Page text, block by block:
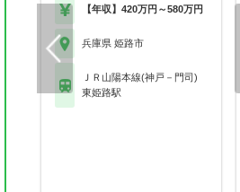
【年収】420万円～580万円
兵庫県 姫路市
ＪＲ山陽本線(神戸－門司)
東姫路駅